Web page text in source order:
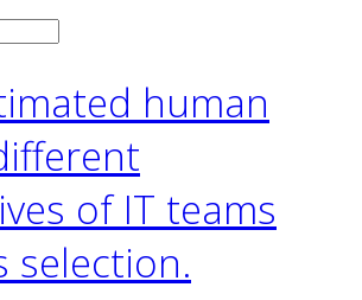
human
of IT teams
selection.